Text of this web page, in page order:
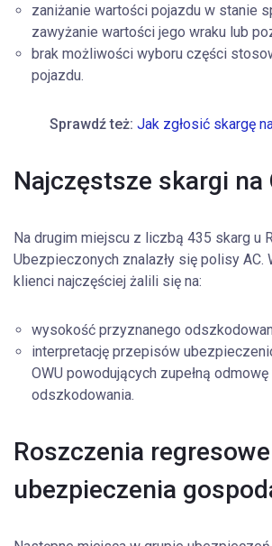
zaniżanie wartości pojazdu w stanie
zawyżanie wartości jego wraku lub
brak możliwości wyboru części
pojazdu.
Sprawdź też: Jak zgłosić skargę
Najczęstsze skargi na
Na drugim miejscu z liczbą 435 skarg u
Ubezpieczonych znalazły się polisy AC.
klienci najczęściej żalili się na:
wysokość przyznanego
interpretację przepisów
OWU powodujących zupełną odmowę
odszkodowania.
Roszczenia
ubezpieczenia